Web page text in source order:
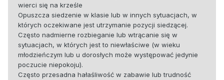
wierci się na krześle
Opuszcza siedzenie w klasie lub w innych sytuacjach, w
których oczekiwane jest utrzymanie pozycji siedzącej.
Często nadmierne rozbieganie lub wtrącanie się w
sytuacjach, w których jest to niewłaściwe (w wieku
młodzieńczym lub u dorosłych może występować jedynie
poczucie niepokoju).
Często przesadna hałaśliwość w zabawie lub trudność